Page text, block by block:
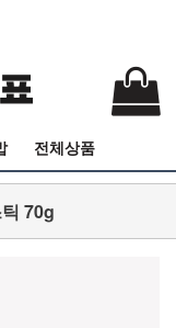
전체상품
70g